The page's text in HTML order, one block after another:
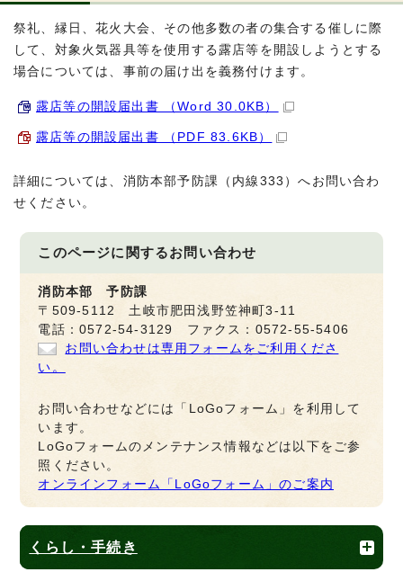
祭礼、縁日、花火大会、その他多数の者の集合する催しに際
して、対象火気器具等を使用する露店等を開設しようとする
場合については、事前の届け出を義務付けます。
露店等の開設届出書 （Word 30.0KB）
露店等の開設届出書 （PDF 83.6KB）
詳細については、消防本部予防課（内線333）へお問い合わ
せください。
このページに関するお問い合わせ
消防本部 予防課
〒509-5112 土岐市肥田浅野笠神町3-11
電話：0572-54-3129 ファクス：0572-55-5406
お問い合わせは専用フォームをご利用くださ
い。
お問い合わせなどには「LoGoフォーム」を利用して
います。
LoGoフォームのメンテナンス情報などは以下をご参
照ください。
オンラインフォーム「LoGoフォーム」のご案内
くらし・手続き